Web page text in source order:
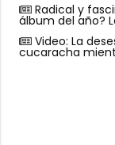
Radical y
álbum del año?
Video: La
cucaracha